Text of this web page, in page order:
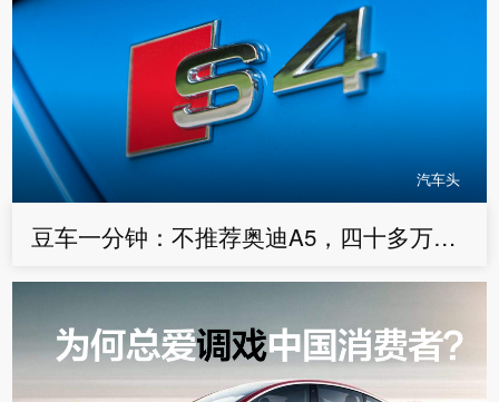
汽车头
豆车一分钟：不推荐奥迪A5，四十多万买这台神车才是王道